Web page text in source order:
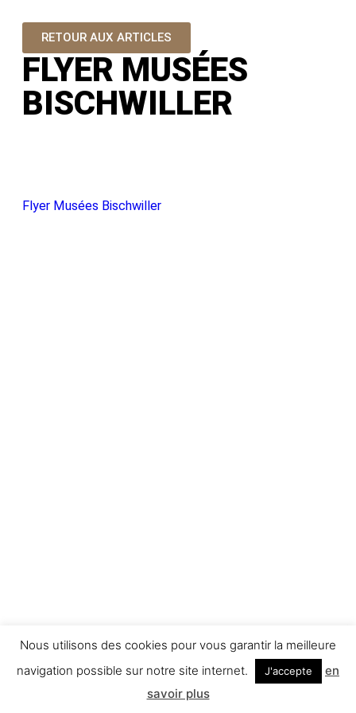
RETOUR AUX ARTICLES
FLYER MUSÉES
BISCHWILLER
Flyer Musées Bischwiller
Nous utilisons des cookies pour vous garantir la meilleure
navigation possible sur notre site internet.
J'accepte
en
savoir plus